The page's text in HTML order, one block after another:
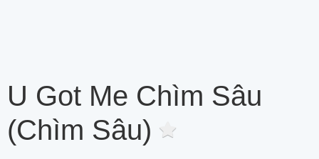
U Got Me Chìm Sâu
(Chìm Sâu)